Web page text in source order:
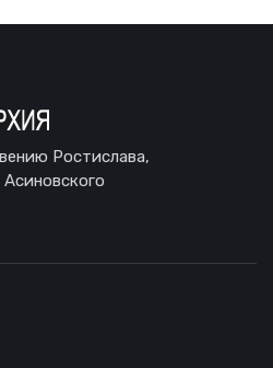
Ростислава,